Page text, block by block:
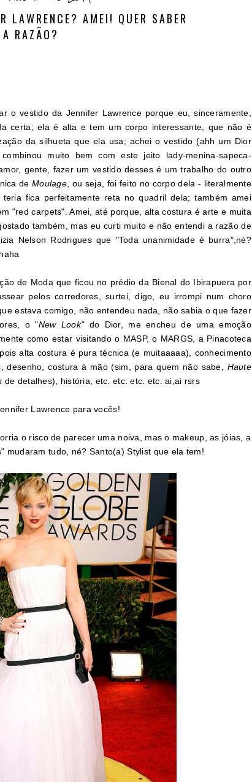
LAWRENCE? AMEI! QUER SABER
A RAZÃO?
o vestido da Jennifer Lawrence porque eu, sinceramente,
certa; ela é alta e tem um corpo interessante, que não é
da silhueta que ela usa; achei o vestido (ahh um Dior
muito bem com este jeito lady-menina-sapeca-
gente, fazer um vestido desses é um trabalho do outro
deMoulage , ou seja, foi feito no corpo dela - literalmente
fica perfeitamente reta no quadril dela; também amei
"red carpets". Amei, até porque, alta costura é arte e muita
também, mas eu curti muito e não entendi a razão de
Nelson Rodrigues que "Toda unanimidade é burra",né?
de Moda que ficou no prédio da Bienal do Ibirapuera por
pelos corredores, surtei, digo, eu irrompi num choro
estava comigo, não entendeu nada, não sabia o que fazer
o "New Look"do Dior, me encheu de uma emoção
como estar visitando o MASP, o MARGS, a Pinacoteca
alta costura é pura técnica (e muitaaaaa), conhecimento
desenho, costura à mão (sim, para quem não sabe, Haute
detalhes), história, etc. etc. etc. etc. ai,ai rsrs
Lawrence para vocês!
o risco de parecer uma noiva, mas o makeup, as jóias, a
mudaram tudo, né? Santo(a) Stylist que ela tem!